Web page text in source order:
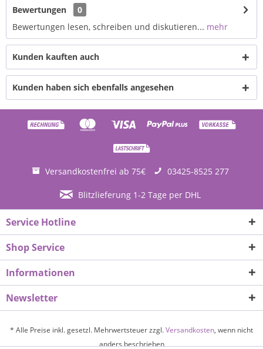
Bewertungen
0
Bewertungen lesen, schreiben und diskutieren... mehr
Kunden kauften auch
Kunden haben sich ebenfalls angesehen
Versandkostenfrei ab 75€ 03425-8525 277
Blitzlieferung 1-2 Tage per DHL
Service Hotline
Shop Service
Informationen
Newsletter
* Alle Preise inkl. gesetzl. Mehrwertsteuer zzgl.Versandkosten, wenn nicht
anders beschrieben